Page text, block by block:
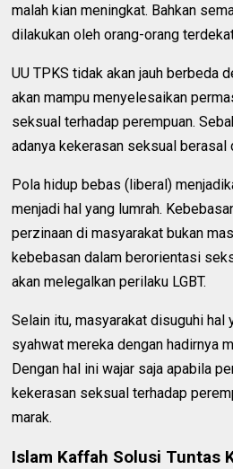
malah kian meningkat. Bahkan
dilakukan oleh orang-orang
UU TPKS tidak akan jauh berbeda
akan mampu menyelesaikan
seksual terhadap perempuan.
adanya kekerasan seksual berasal
Pola hidup bebas (liberal)
menjadi hal yang lumrah.
perzinaan di masyarakat bukan
kebebasan dalam berorientasi
akan melegalkan perilaku LGBT.
Selain itu, masyarakat disuguhi hal
syahwat mereka dengan hadirnya
Dengan hal ini wajar saja apabila
kekerasan seksual terhadap
marak.
Islam Kaffah Solusi Tuntas